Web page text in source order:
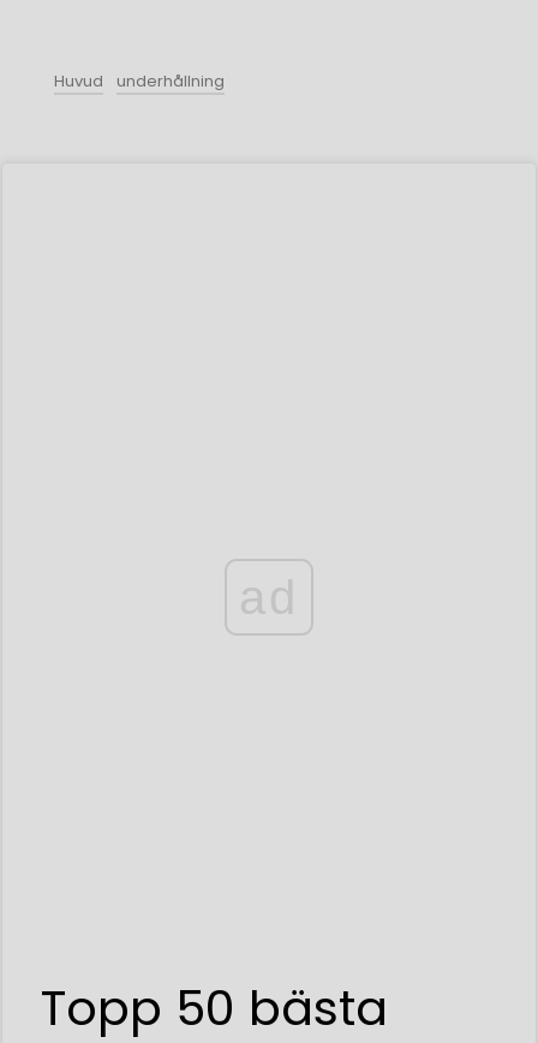
Huvud underhållning
ad
Topp 50 bästa